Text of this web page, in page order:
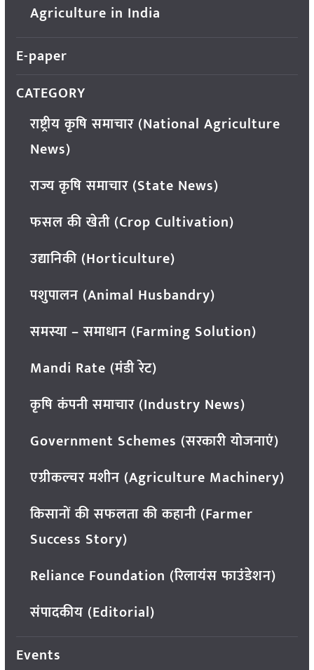
Agriculture in India
E-paper
CATEGORY
राष्ट्रीय कृषि समाचार (National Agriculture
News)
राज्य कृषि समाचार (State News)
फसल की खेती (Crop Cultivation)
उद्यानिकी (Horticulture)
पशुपालन (Animal Husbandry)
समस्या – समाधान (Farming Solution)
Mandi Rate (मंडी रेट)
कृषि कंपनी समाचार (Industry News)
Government Schemes (सरकारी योजनाएं)
एग्रीकल्चर मशीन (Agriculture Machinery)
किसानों की सफलता की कहानी (Farmer
Success Story)
Reliance Foundation (रिलायंस फाउंडेशन)
संपादकीय (Editorial)
Events